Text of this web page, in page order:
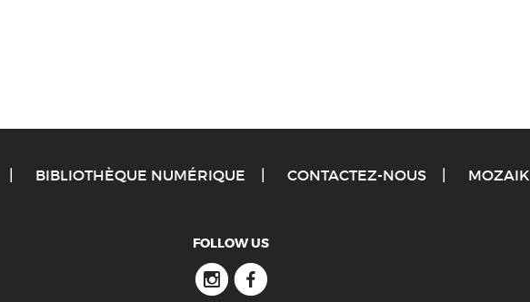
BIBLIOTHÈQUE NUMÉRIQUE CONTACTEZ-NOUS MOZAIK
FOLLOW US
InstagramFacebook